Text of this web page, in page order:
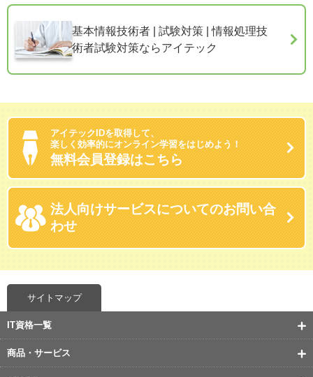
基本情報技術者 | 試験対策 | 情報処理技
術者試験対策ならアイテック
アイテックIDを取得して、
楽しく効率的にオンライン学習をはじめよう！
無料会員登録はこちら
法人向けサービスについてのお問い合
わせ
サイトマップ
IT資格一覧
商品・サービス